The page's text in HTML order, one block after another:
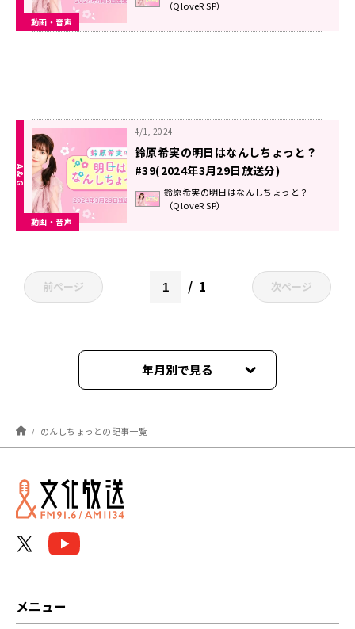
動画・音声
（QloveR SP）
動画・音声
4/1, 2024
鈴原希実の明日はなんしちょっと？
#39(2024年3月29日放送分)
鈴原希実の明日はなんしちょっと？
（QloveR SP）
前ページ 1 次ページ
年月別で見る
2026年05月
2026年02月
2025年11月
のんしちょっとの記事一覧
メニュー